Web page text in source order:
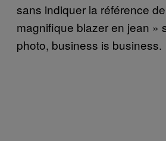
sans indiquer la référence
magnifique blazer en jean »
photo, business is business.